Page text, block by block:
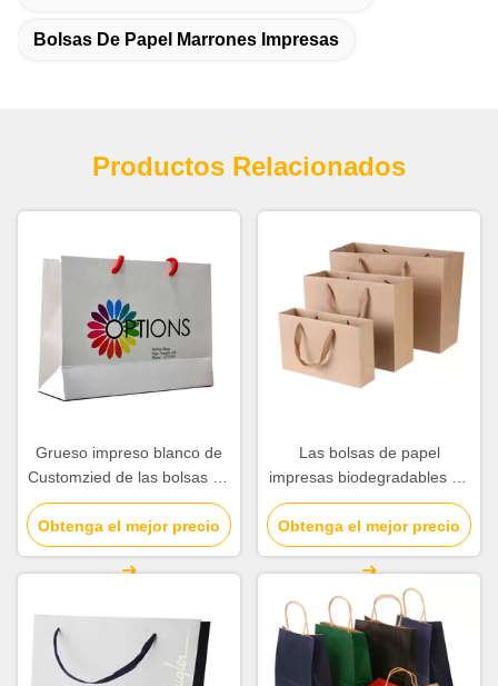
Bolsas De Papel Marrones Impresas
Productos Relacionados
Grueso impreso blanco de
Customzied de las bolsas de
papel de Kraft para la
promoción de la compañía
Obtenga el mejor precio
Las bolsas de papel
impresas biodegradables de
Brown, regalo del papel de
Kraft empaquetan alta
durabilidad
Obtenga el mejor precio